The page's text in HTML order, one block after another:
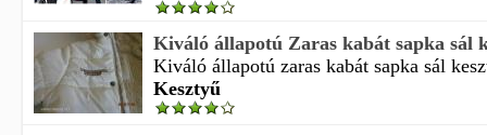
Kiváló állapotú Zaras kabát sapka sál
Kiváló állapotú zaras kabát sapka sál
Kesztyű